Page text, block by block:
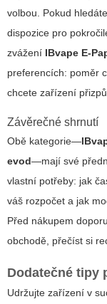
volbou. Pokud
dispozice pro
zvážení IBvape E-
preferencích: poměr
chcete zařízení
Závěrečné shrnutí
Obě kategorie—
evod—mají své
vlastní potřeby: jak
váš rozpočet a jak
Před nákupem
obchodě, přečíst si
Dodatečné tipy
Udržujte zařízení v